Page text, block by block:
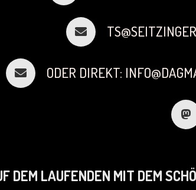
ODER DIREKT:
DEM LAUFENDEN MIT DEM